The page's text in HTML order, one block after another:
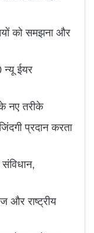
को समझना और
न्यू ईयर
नए तरीके
प्रदान करता
और राष्ट्रीय